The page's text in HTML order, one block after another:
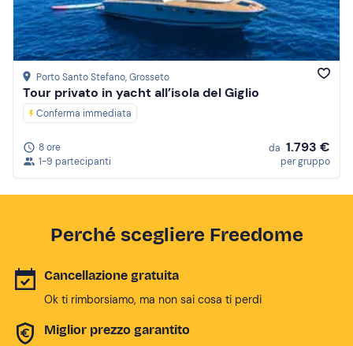
Porto Santo Stefano, Grosseto
Tour privato in yacht all’isola del Giglio
Conferma immediata
8 ore
1-9 partecipanti
da 1.793 €
per gruppo
Perché scegliere Freedome
Cancellazione gratuita
Ok ti rimborsiamo, ma non sai cosa ti perdi
Miglior prezzo garantito